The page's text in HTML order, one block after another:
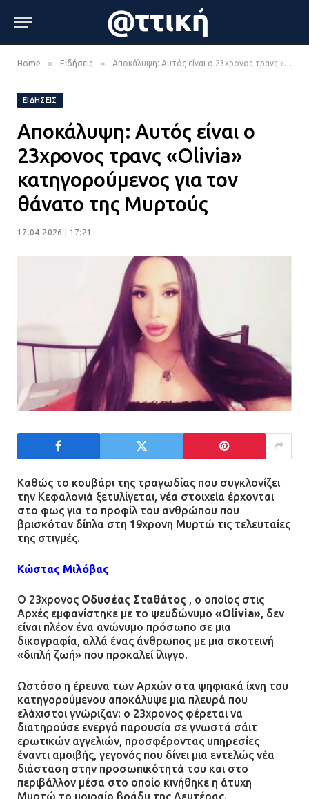
Home » Ειδήσεις » Αποκάλυψη: Αυτός είναι ο 23χρονος τρανς «Olivia» κατηγορούμενος για τον θάνατο της Μυρτούς
ΕΙΔΉΣΕΙΣ
Αποκάλυψη: Αυτός είναι ο
23χρονος τρανς «Olivia»
κατηγορούμενος για τον
θάνατο της Μυρτούς
17.04.2026 | 17:21
Καθώς το κουβάρι της τραγωδίας που συγκλονίζει
την Κεφαλονιά ξετυλίγεται, νέα στοιχεία έρχονται
στο φως για το προφίλ του ανθρώπου που
βρισκόταν δίπλα στη 19χρονη Μυρτώ τις τελευταίες
της στιγμές.
Κώστας Μιλόβας
Ο 23χρονος Οδυσέας Σταθάτος , ο οποίος στις
Αρχές εμφανίστηκε με το ψευδώνυμο «Olivia», δεν
είναι πλέον ένα ανώνυμο πρόσωπο σε μια
δικογραφία, αλλά ένας άνθρωπος με μια σκοτεινή
«διπλή ζωή» που προκαλεί ίλιγγο.
Ωστόσο η έρευνα των Αρχών στα ψηφιακά ίχνη του
κατηγορούμενου αποκάλυψε μια πλευρά που
ελάχιστοι γνώριζαν: ο 23χρονος φέρεται να
διατηρούσε ενεργό παρουσία σε γνωστά σάιτ
ερωτικών αγγελιών, προσφέροντας υπηρεσίες
έναντι αμοιβής, γεγονός που δίνει μια εντελώς νέα
διάσταση στην προσωπικότητά του και στο
περιβάλλον μέσα στο οποίο κινήθηκε η άτυχη
Μυρτώ το μοιραίο βράδυ της Δευτέρας.